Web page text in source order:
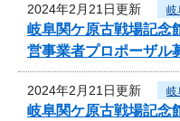
2024年2月21日更新 岐
岐阜関ケ原古戦場記念
営事業者プロポーザル
2024年2月21日更新 岐
岐阜関ケ原古戦場記念